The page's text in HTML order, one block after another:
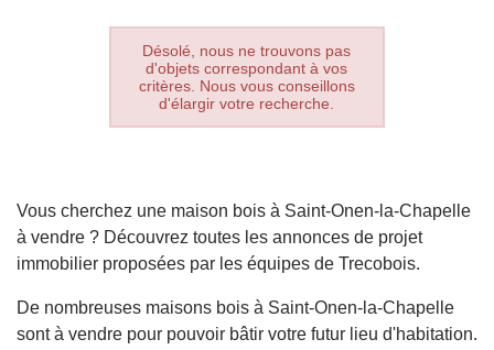
Désolé, nous ne trouvons pas
d'objets correspondant à vos
critères. Nous vous conseillons
d'élargir votre recherche.
Vous cherchez une maison bois à Saint-Onen-la-Chapelle
à vendre ? Découvrez toutes les annonces de projet
immobilier proposées par les équipes de Trecobois.
De nombreuses maisons bois à Saint-Onen-la-Chapelle
sont à vendre pour pouvoir bâtir votre futur lieu d'habitation.